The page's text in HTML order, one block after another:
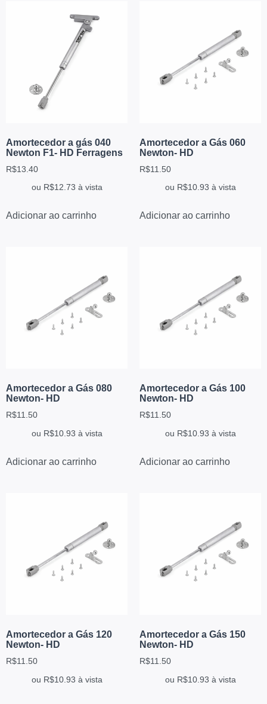
Amortecedor a gás 040
Newton F1- HD Ferragens
R$13.40
ou R$12.73 à vista
Adicionar ao carrinho
Amortecedor a Gás 060
Newton- HD
R$11.50
ou R$10.93 à vista
Adicionar ao carrinho
Amortecedor a Gás 080
Newton- HD
R$11.50
ou R$10.93 à vista
Adicionar ao carrinho
Amortecedor a Gás 100
Newton- HD
R$11.50
ou R$10.93 à vista
Adicionar ao carrinho
Amortecedor a Gás 120
Newton- HD
R$11.50
ou R$10.93 à vista
Amortecedor a Gás 150
Newton- HD
R$11.50
ou R$10.93 à vista